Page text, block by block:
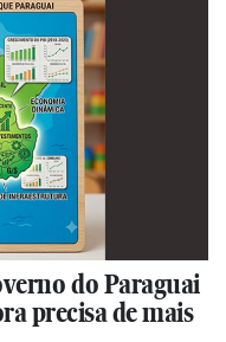
do Paraguai
precisa de mais